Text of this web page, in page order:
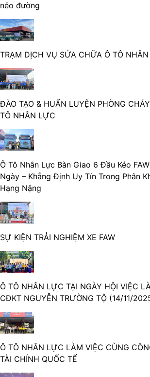
nẻo đường
TRẠM DỊCH VỤ SỬA CHỮA Ô TÔ
ĐÀO TẠO & HUẤN LUYỆN PHÒNG
TÔ NHÂN LỰC
Ô Tô Nhân Lực Bàn Giao 6 Đầu Kéo
Ngày – Khẳng Định Uy Tín Trong Phân
Hạng Nặng
SỰ KIỆN TRẢI NGHIỆM XE FAW
Ô TÔ NHÂN LỰC TẠI NGÀY HỘI VIỆC
CĐKT NGUYỄN TRƯỜNG TỘ (14/11/
Ô TÔ NHÂN LỰC LÀM VIỆC CÙNG
TÀI CHÍNH QUỐC TẾ